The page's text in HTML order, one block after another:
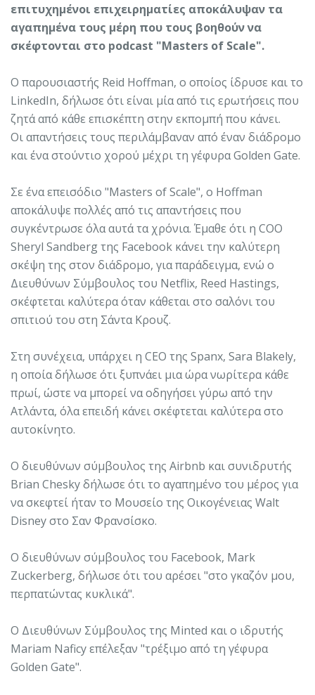
επιτυχημένοι επιχειρηματίες αποκάλυψαν τα
αγαπημένα τους μέρη που τους βοηθούν να
σκέφτονται στο podcast "Masters of Scale".
Ο παρουσιαστής Reid Hoffman, ο οποίος ίδρυσε και το
LinkedIn, δήλωσε ότι είναι μία από τις ερωτήσεις που
ζητά από κάθε επισκέπτη στην εκπομπή που κάνει.
Οι απαντήσεις τους περιλάμβαναν από έναν διάδρομο
και ένα στούντιο χορού μέχρι τη γέφυρα Golden Gate.
Σε ένα επεισόδιο "Masters of Scale", ο Hoffman
αποκάλυψε πολλές από τις απαντήσεις που
συγκέντρωσε όλα αυτά τα χρόνια. Έμαθε ότι η COO
Sheryl Sandberg της Facebook κάνει την καλύτερη
σκέψη της στον διάδρομο, για παράδειγμα, ενώ ο
Διευθύνων Σύμβουλος του Netflix, Reed Hastings,
σκέφτεται καλύτερα όταν κάθεται στο σαλόνι του
σπιτιού του στη Σάντα Κρουζ.
Στη συνέχεια, υπάρχει η CEO της Spanx, Sara Blakely,
η οποία δήλωσε ότι ξυπνάει μια ώρα νωρίτερα κάθε
πρωί, ώστε να μπορεί να οδηγήσει γύρω από την
Ατλάντα, όλα επειδή κάνει σκέφτεται καλύτερα στο
αυτοκίνητο.
Ο διευθύνων σύμβουλος της Airbnb και συνιδρυτής
Brian Chesky δήλωσε ότι το αγαπημένο του μέρος για
να σκεφτεί ήταν το Μουσείο της Οικογένειας Walt
Disney στο Σαν Φρανσίσκο.
Ο διευθύνων σύμβουλος του Facebook, Mark
Zuckerberg, δήλωσε ότι του αρέσει "στο γκαζόν μου,
περπατώντας κυκλικά".
Ο Διευθύνων Σύμβουλος της Minted και ο ιδρυτής
Mariam Naficy επέλεξαν "τρέξιμο από τη γέφυρα
Golden Gate".